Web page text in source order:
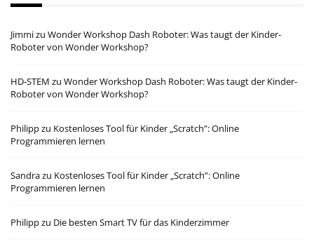
Jimmizu Wonder Workshop Dash Roboter: Was taugt der Kinder-
Roboter von Wonder Workshop?
HD-STEM zu Wonder Workshop Dash Roboter: Was taugt der Kinder-
Roboter von Wonder Workshop?
Philippzu Kostenloses Tool für Kinder „Scratch”: Online
Programmieren lernen
Sandrazu Kostenloses Tool für Kinder „Scratch”: Online
Programmieren lernen
Philippzu Die besten Smart TV für das Kinderzimmer